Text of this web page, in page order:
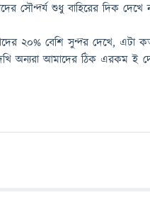
সৌন্দর্য শুধু বাহিরের দিক
২০% বেশি সুন্দর দেখে, এটা
অন্যরা আমাদের ঠিক এরকম ই